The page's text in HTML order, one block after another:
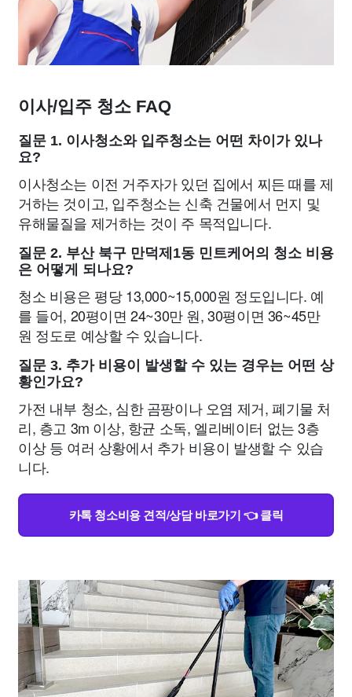
이사/입주 청소 FAQ
질문 1. 이사청소와 입주청소는 어떤 차이가 있나
요?
이사청소는 이전 거주자가 있던 집에서 찌든 때를 제
거하는 것이고, 입주청소는 신축 건물에서 먼지 및
유해물질을 제거하는 것이 주 목적입니다.
질문 2. 부산 북구 만덕제1동 민트케어의 청소 비용
은 어떻게 되나요?
청소 비용은 평당 13,000~15,000원 정도입니다. 예
를 들어, 20평이면 24~30만 원, 30평이면 36~45만
원 정도로 예상할 수 있습니다.
질문 3. 추가 비용이 발생할 수 있는 경우는 어떤 상
황인가요?
가전 내부 청소, 심한 곰팡이나 오염 제거, 폐기물 처
리, 층고 3m 이상, 항균 소독, 엘리베이터 없는 3층
이상 등 여러 상황에서 추가 비용이 발생할 수 있습
니다.
카톡 청소비용 견적/상담 바로가기 👈 클릭